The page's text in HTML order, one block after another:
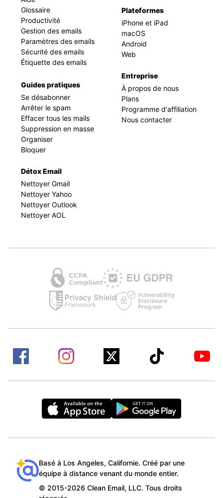
Glossaire
Productivité
Gestion des emails
Paramètres des emails
Sécurité des emails
Étiquette des emails
Guides pratiques
Se désabonner
Arrêter le spam
Effacer tous les mails
Suppression en masse
Organiser
Bloquer
Détox Email
Nettoyer Gmail
Nettoyer Yahoo
Nettoyer Outlook
Nettoyer AOL
Plateformes
iPhone et iPad
macOS
Android
Web
Entreprise
À propos de nous
Plans
Programme d'affiliation
Nous contacter
Basé à Los Angeles, Californie. Créé par une
équipe à distance venant du monde entier.
© 2015-2026 Clean Email, LLC. Tous droits